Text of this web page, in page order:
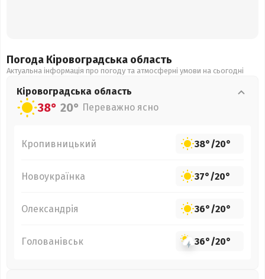
Погода Кіровоградська область
Актуальна інформація про погоду та атмосферні умови на сьогодні
Кіровоградська область
38° 20° Переважно ясно
Кропивницький 38°/20°
Новоукраїнка 37°/20°
Олександрія 36°/20°
Голованівськ 36°/20°